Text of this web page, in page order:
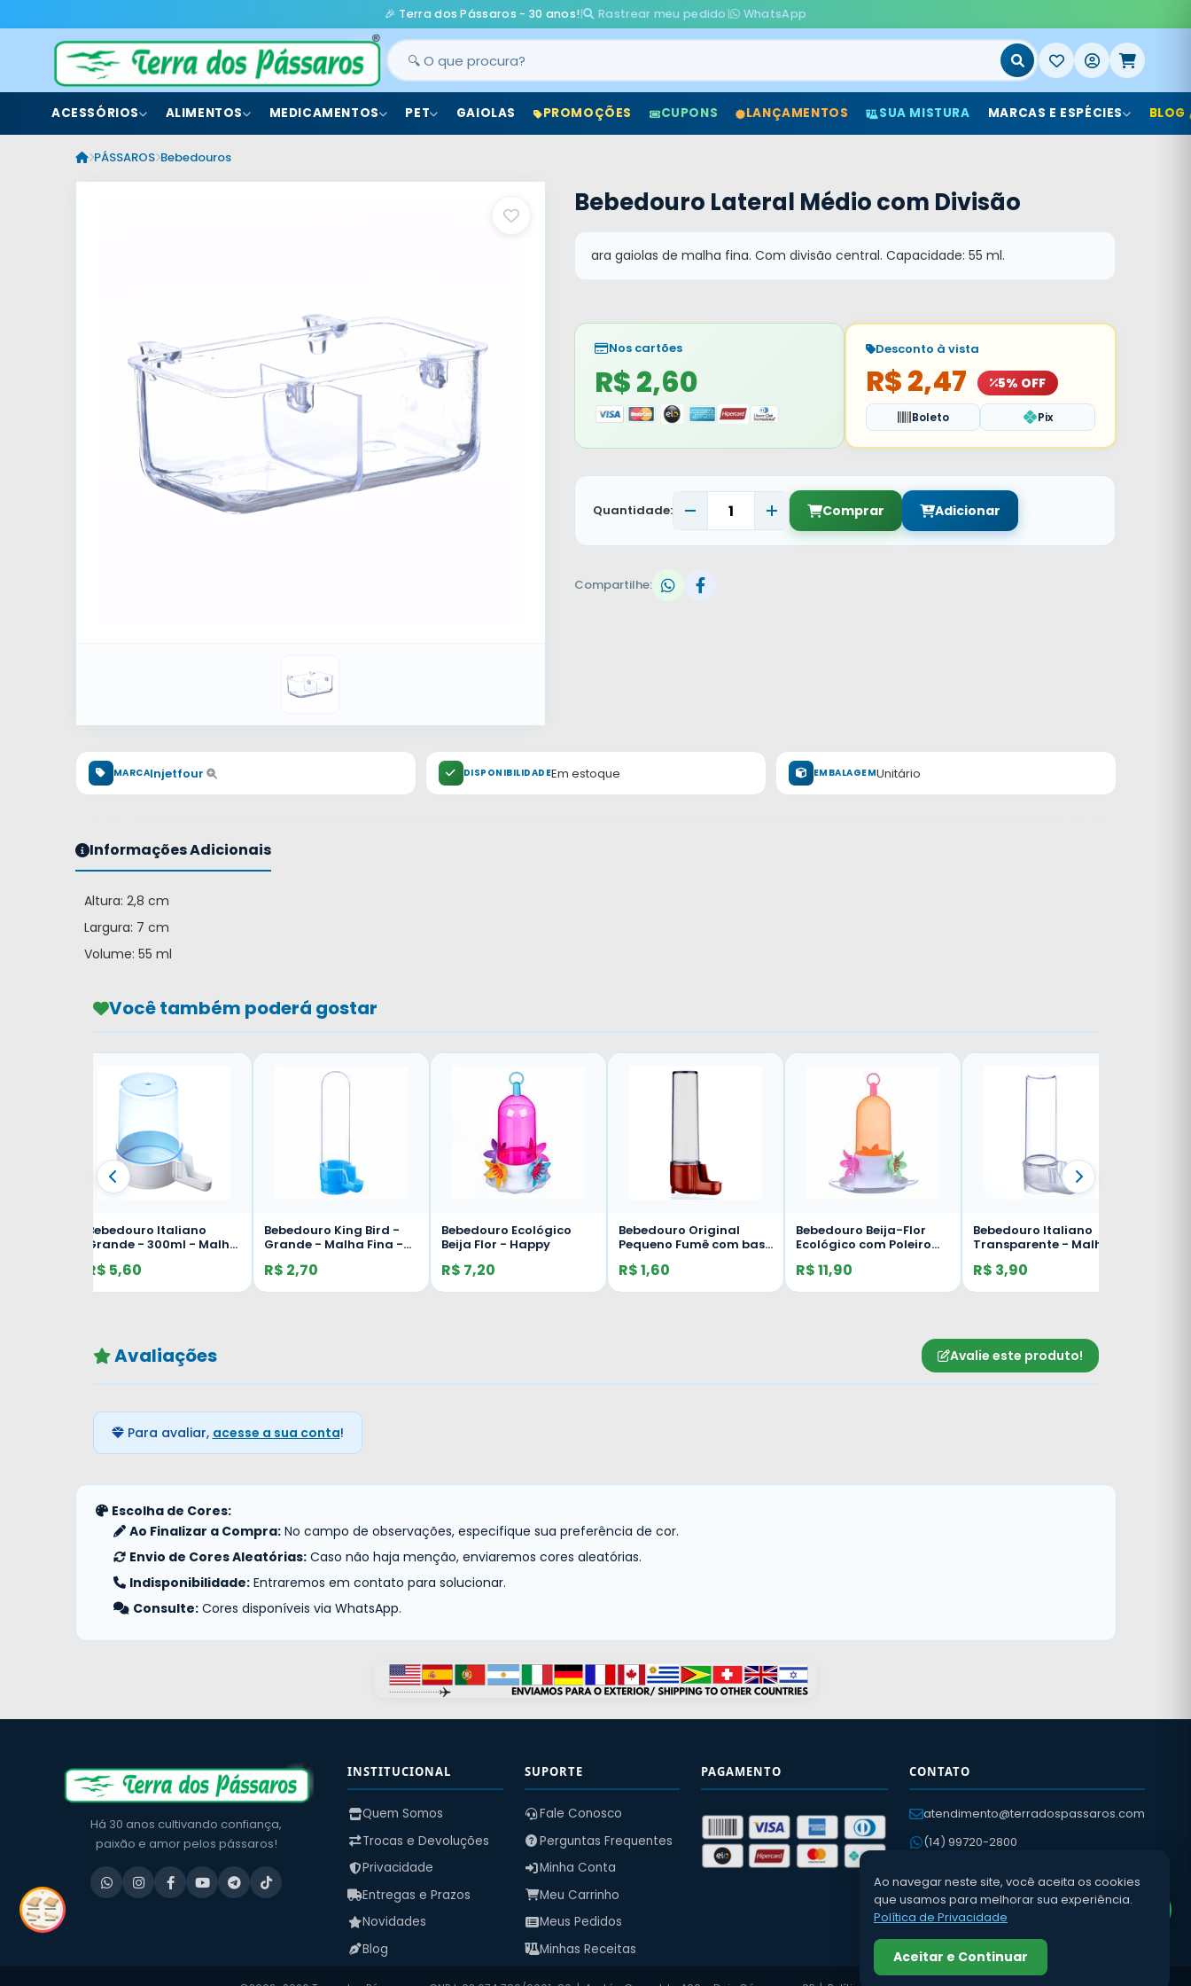
🎉 Terra dos Pássaros - 30 anos!| Rastrear meu pedido| WhatsApp
ACESSÓRIOS ALIMENTOS MEDICAMENTOS PET GAIOLAS PROMOÇÕES CUPONS LANÇAMENTOS SUA MISTURA MARCAS E ESPÉCIES BLOG
PÁSSAROS Bebedouros
Bebedouro Lateral Médio com Divisão
ara gaiolas de malha fina. Com divisão central. Capacidade: 55 ml.
Nos cartões
R$ 2,60
Desconto à vista
R$ 2,47 5% OFF
Boleto Pix
Quantidade: Comprar Adicionar
Compartilhe:
MARCAInjetfour DISPONIBILIDADEEm estoque EMBALAGEMUnitário
Informações Adicionais
Altura: 2,8 cm
Largura: 7 cm
Volume: 55 ml
Você também poderá gostar
Bebedouro King Bird -
Grande - Malha Fina -
R$ 2,70
Bebedouro Ecológico
Beija Flor - Happy
R$ 7,20
Bebedouro Original
Pequeno Fumê com base
R$ 1,60
Bebedouro Beija-Flor
Ecológico com Poleiro
R$ 11,90
Bebedouro Italiano
Transparente - Malha
R$ 3,90
Bebedouro Caçula
Palito - Malha Fina -
R$ 1,60
Avaliações Avalie este produto!
Para avaliar, acesse a sua conta!
Escolha de Cores:
Ao Finalizar a Compra:No campo de observações, especifique sua preferência de cor.
Envio de Cores Aleatórias:Caso não haja menção, enviaremos cores aleatórias.
Indisponibilidade:Entraremos em contato para solucionar.
Consulte:Cores disponíveis via WhatsApp.
Há 30 anos cultivando confiança,
paixão e amor pelos pássaros!
INSTITUCIONAL
Quem Somos
Trocas e Devoluções
Privacidade
Entregas e Prazos
Novidades
Blog
SUPORTE
Fale Conosco
Perguntas Frequentes
Minha Conta
Meu Carrinho
Meus Pedidos
Minhas Receitas
PAGAMENTO CONTATO
atendimento@terradospassaros.com
(14) 99720-2800
Av. Léo Guaraldo, 400
Dois Córregos – SP
Ao navegar neste site, você aceita os cookies
que usamos para melhorar sua experiência.
Política de Privacidade
Aceitar e Continuar